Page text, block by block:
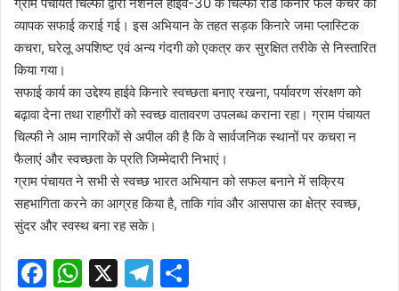
व्यापक सफाई कराई गई। इस अभियान के तहत सड़क किनारे जमा प्लास्टिक
कचरा, घरेलू अपशिष्ट एवं अन्य गंदगी को एकत्र कर सुरक्षित तरीके से निस्तारित
किया गया।
सफाई कार्य का उद्देश्य हाईवे किनारे स्वच्छता बनाए रखना, पर्यावरण संरक्षण को
बढ़ावा देना तथा राहगीरों को स्वच्छ वातावरण उपलब्ध कराना रहा। ग्राम पंचायत
चिल्फी ने आम नागरिकों से अपील की है कि वे सार्वजनिक स्थानों पर कचरा न
फैलाएं और स्वच्छता के प्रति जिम्मेदारी निभाएं।
ग्राम पंचायत ने सभी से स्वच्छ भारत अभियान को सफल बनाने में सक्रिय
सहभागिता करने का आग्रह किया है, ताकि गांव और आसपास का क्षेत्र स्वच्छ,
सुंदर और स्वस्थ बना रह सके।
F
W X
T